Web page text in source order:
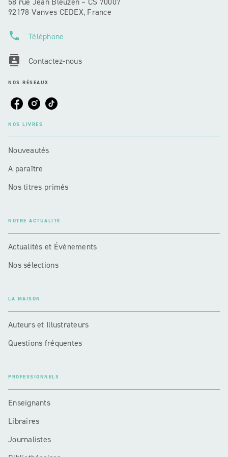
92178 Vanves CEDEX, France
phone Téléphone
contacts Contactez-nous
NOS RÉSEAUX
NOS LIVRES
Nouveautés
A paraître
Nos titres primés
NOTRE ACTUALITÉ
Actualités et Événements
Nos sélections
LA MAISON
Auteurs et Illustrateurs
Questions fréquentes
PROFESSIONNELS
Enseignants
Libraires
Journalistes